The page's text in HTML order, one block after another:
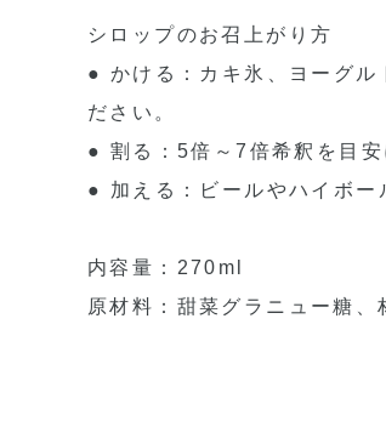
シロップのお召上がり方
● かける：カキ氷、ヨーグル
ださい。
● 割る：5倍～7倍希釈を目
● 加える：ビールやハイボー
内容量：270ml
原材料：甜菜グラニュー糖